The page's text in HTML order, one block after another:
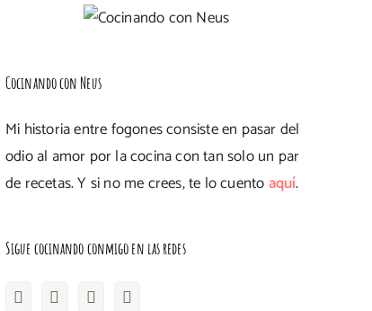
Cocinando con Neus
Mi historia entre fogones consiste en pasar del
odio al amor por la cocina con tan solo un par
de recetas. Y si no me crees, te lo cuentoaquí.
Sigue cocinando conmigo en las redes